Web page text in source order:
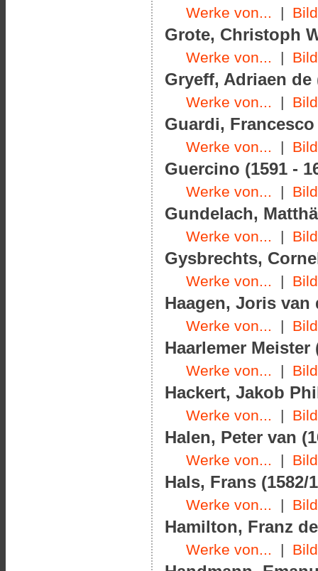
Werke von... |
Grote, Christoph
Werke von... |
Gryeff, Adriaen de
Werke von... |
Guardi, Francesco
Werke von... |
Guercino (1591 -
Werke von... |
Gundelach,
Werke von... |
Gysbrechts,
Werke von... |
Haagen, Joris van
Werke von... |
Haarlemer Meister
Werke von... |
Hackert, Jakob
Werke von... |
Halen, Peter van
Werke von... |
Hals, Frans (1582/
Werke von... |
Hamilton, Franz
Werke von... |